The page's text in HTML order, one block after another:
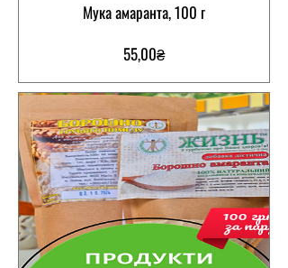
Мука амаранта, 100 г
55,00₴Цена